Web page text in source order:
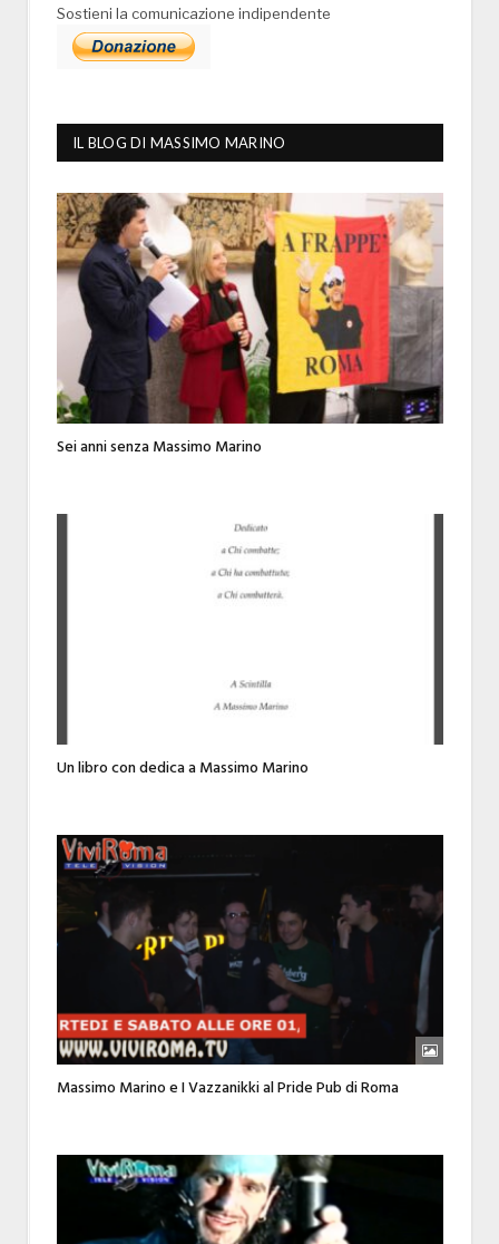
Sostieni la comunicazione indipendente
IL BLOG DI MASSIMO MARINO
Sei anni senza Massimo Marino
Un libro con dedica a Massimo Marino
Massimo Marino e I Vazzanikki al Pride Pub di Roma